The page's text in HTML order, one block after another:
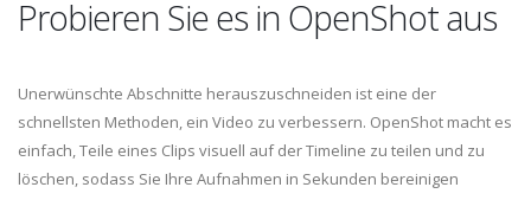
Probieren Sie es in OpenShot aus
Unerwünschte Abschnitte herauszuschneiden ist eine der
schnellsten Methoden, ein Video zu verbessern. OpenShot macht es
einfach, Teile eines Clips visuell auf der Timeline zu teilen und zu
löschen, sodass Sie Ihre Aufnahmen in Sekunden bereinigen